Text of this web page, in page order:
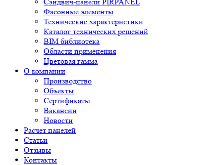
Фасонные элементы
Технические характеристики
Каталог технических решений
BIM библиотека
Области применения
Цветовая гамма
О компании
Производство
Объекты
Сертификаты
Вакансии
Новости
Расчет панелей
Статьи
Отзывы
Контакты